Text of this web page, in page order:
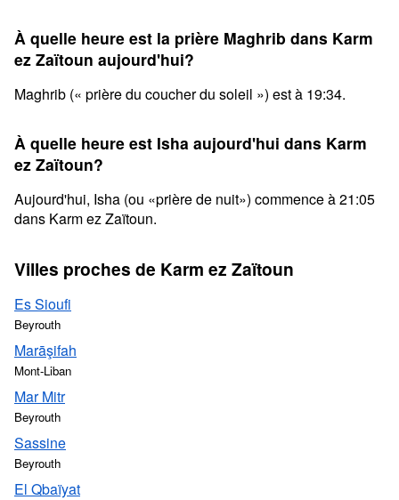
À quelle heure est la prière Maghrib dans Karm
ez Zaïtoun aujourd'hui?
Maghrib (« prière du coucher du soleil ») est à 19:34.
À quelle heure est Isha aujourd'hui dans Karm
ez Zaïtoun?
Aujourd'hui, Isha (ou «prière de nuit») commence à 21:05
dans Karm ez Zaïtoun.
Villes proches de Karm ez Zaïtoun
Es Sioufi
Beyrouth
Marāşifah
Mont-Liban
Mar Mitr
Beyrouth
Sassine
Beyrouth
El Qbaïyat